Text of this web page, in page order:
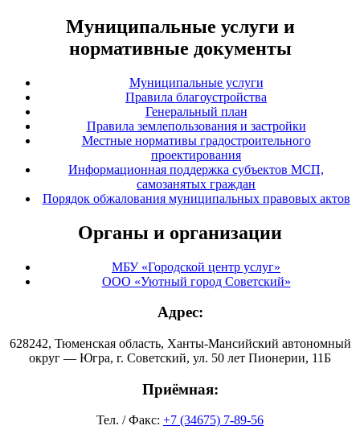
Муниципальные услуги и
нормативные документы
Муниципальные услуги
Правила благоустройства
Генеральный план
Правила землепользования и застройки
Местные нормативы градостроительного
проектирования
Информационная поддержка субъектов МСП,
самозанятых граждан
Порядок обжалования муниципальных правовых актов
Органы и организации
МБУ «Городской центр услуг»
ООО «Уютный город Советский»
Адрес:
628242, Тюменская область, Ханты-Мансийский автономный
округ — Югра, г. Советский, ул. 50 лет Пионерии, 11Б
Приёмная:
Тел. / Факс: +7 (34675) 7-89-56